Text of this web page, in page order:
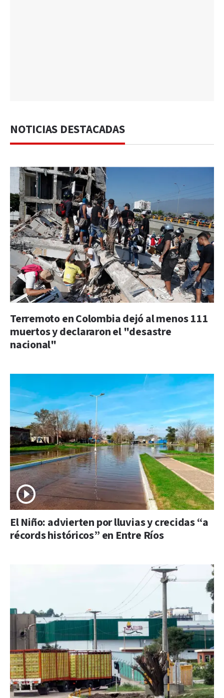
NOTICIAS DESTACADAS
Terremoto en Colombia dejó al menos 111
muertos y declararon el "desastre
nacional"
El Niño: advierten por lluvias y crecidas “a
récords históricos” en Entre Ríos